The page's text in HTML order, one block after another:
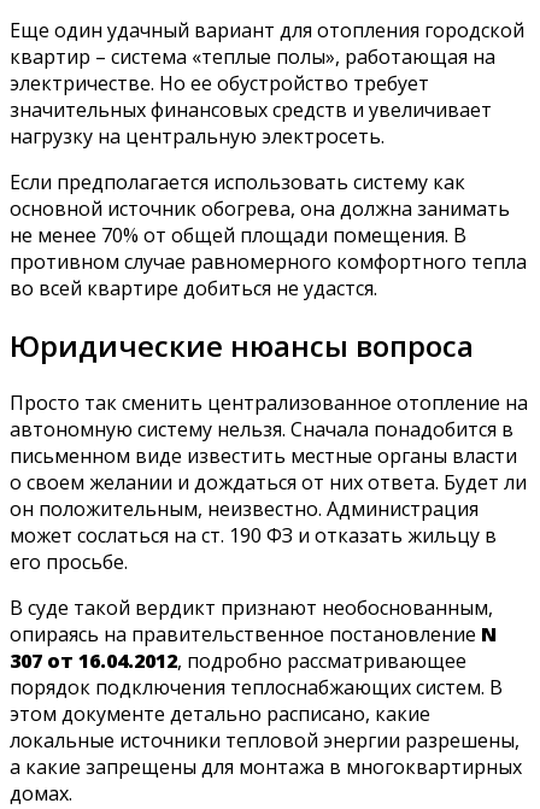
Еще один удачный вариант для отопления городской
квартир – система «теплые полы», работающая на
электричестве. Но ее обустройство требует
значительных финансовых средств и увеличивает
нагрузку на центральную электросеть.
Если предполагается использовать систему как
основной источник обогрева, она должна занимать
не менее 70% от общей площади помещения. В
противном случае равномерного комфортного тепла
во всей квартире добиться не удастся.
Юридические нюансы вопроса
Просто так сменить централизованное отопление на
автономную систему нельзя. Сначала понадобится в
письменном виде известить местные органы власти
о своем желании и дождаться от них ответа. Будет ли
он положительным, неизвестно. Администрация
может сослаться на ст. 190 ФЗ и отказать жильцу в
его просьбе.
В суде такой вердикт признают необоснованным,
опираясь на правительственное постановление N
307 от 16.04.2012, подробно рассматривающее
порядок подключения теплоснабжающих систем. В
этом документе детально расписано, какие
локальные источники тепловой энергии разрешены,
а какие запрещены для монтажа в многоквартирных
домах.